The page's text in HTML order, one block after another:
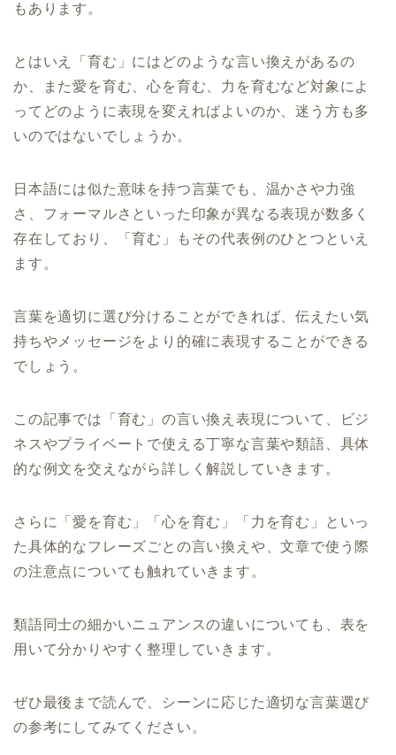
もあります。
とはいえ「育む」にはどのような言い換えがあるの
か、また愛を育む、心を育む、力を育むなど対象によ
ってどのように表現を変えればよいのか、迷う方も多
いのではないでしょうか。
日本語には似た意味を持つ言葉でも、温かさや力強
さ、フォーマルさといった印象が異なる表現が数多く
存在しており、「育む」もその代表例のひとつといえ
ます。
言葉を適切に選び分けることができれば、伝えたい気
持ちやメッセージをより的確に表現することができる
でしょう。
この記事では「育む」の言い換え表現について、ビジ
ネスやプライベートで使える丁寧な言葉や類語、具体
的な例文を交えながら詳しく解説していきます。
さらに「愛を育む」「心を育む」「力を育む」といっ
た具体的なフレーズごとの言い換えや、文章で使う際
の注意点についても触れていきます。
類語同士の細かいニュアンスの違いについても、表を
用いて分かりやすく整理していきます。
ぜひ最後まで読んで、シーンに応じた適切な言葉選び
の参考にしてみてください。